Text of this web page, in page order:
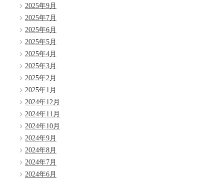
2025年9月
2025年7月
2025年6月
2025年5月
2025年4月
2025年3月
2025年2月
2025年1月
2024年12月
2024年11月
2024年10月
2024年9月
2024年8月
2024年7月
2024年6月